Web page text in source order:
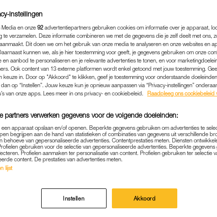
POES POMPIDOU
HAAR 27E (!)
BINNENLAND|MOET JE EVEN ZIEN
bij kattenopvang KatteKUS in het Zeeuwse
maar liefst 27 jaar oud geworden.
instellingen
en onze 92 advertentiepartners gebruiken cookies om informatie over je apparaat,
te verzamelen. Deze informatie combineren we met de gegevens die je zelf deelt met ons,
Dit doen we om het gebruik van onze media te analyseren en onze websites en
kunnen we, als je hier toestemming voor geeft, je gegevens gebruiken om onze
en aanbod te personaliseren en je relevante advertenties te tonen, en voor
Ook content van 13 externe platformen wordt enkel getoond met jouw toestemming.
keuze in. Door op "Akkoord" te klikken, geef je toestemming voor onderstaande
op “Instellen”. Jouw keuze kun je opnieuw aanpassen via “Privacy-instellingen”
van onze apps. Lees meer in ons privacy- en cookiebeleid.
Raadpleeg ons cookiebeleid
partners verwerken gegevens voor de volgende doeleinden:
apparaat opslaan en/of openen. Beperkte gegevens gebruiken om advertenties te
begrijpen aan de hand van statistieken of combinaties van gegevens uit verschillende
behoeve van gepersonaliseerde advertenties. Contentprestaties meten. Diensten
gebruiken voor de selectie van gepersonaliseerde advertenties. Beperkte
Profielen aanmaken ter personalisatie van content. Profielen gebruiken ter selectie
content. De prestaties van advertenties meten.
lijst
Instellen Akkoord